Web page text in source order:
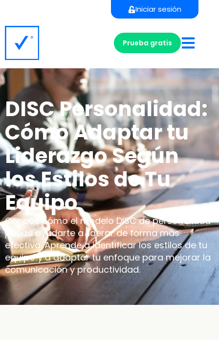
Iniciar sesión
Prueba gratis
DISC Personalidad:
Cómo Adaptar tu
Liderazgo Según
los Estilos de Tu
Equipo
Conoce cómo el modelo DISC de personalidad
puede ayudarte a liderar de forma más
efectiva. Aprende a identificar los estilos de tu
equipo y a adaptar tu enfoque para mejorar la
comunicación y productividad.